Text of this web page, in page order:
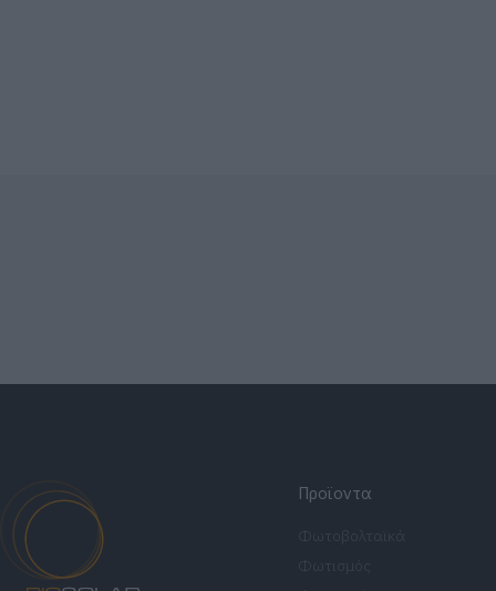
Προϊοντα